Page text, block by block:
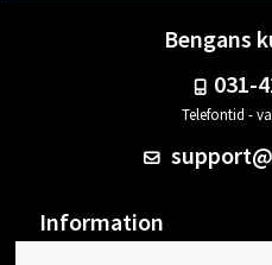
Bengans
031-
Telefontid -
Information